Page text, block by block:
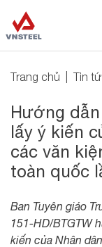
Trang chủ Tin
Hướng
lấy ý kiến
các văn
toàn quốc
Ban Tuyên giáo
151-HD/BTGTW
kiến của Nhân